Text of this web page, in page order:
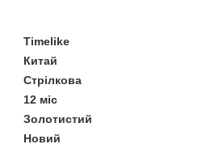
Timelike
Китай
Стрілкова
12 міс
Золотистий
Новий